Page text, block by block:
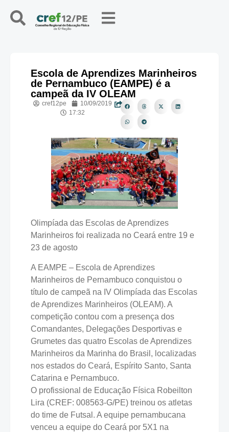
Escola de Aprendizes Marinheiros
de Pernambuco (EAMPE) é a
campeã da IV OLEAM
cref12pe
10/09/2019
17:32
Olimpíada das Escolas de Aprendizes
Marinheiros foi realizada no Ceará entre 19 e
23 de agosto
A EAMPE – Escola de Aprendizes
Marinheiros de Pernambuco conquistou o
título de campeã na IV Olimpíada das Escolas
de Aprendizes Marinheiros (OLEAM). A
competição contou com a presença dos
Comandantes, Delegações Desportivas e
Grumetes das quatro Escolas de Aprendizes
Marinheiros da Marinha do Brasil, localizadas
nos estados do Ceará, Espírito Santo, Santa
Catarina e Pernambuco.
O profissional de Educação Física Robeilton
Lira (CREF: 008563-G/PE) treinou os atletas
do time de Futsal. A equipe pernambucana
venceu a equipe do Ceará por 5X1 na